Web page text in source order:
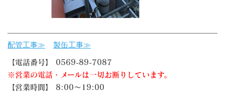
配管工事≫ 製缶工事≫
【電話番号】 0569-89-7087
※営業の電話・メールは一切お断りしています。
【営業時間】 8:00～19:00